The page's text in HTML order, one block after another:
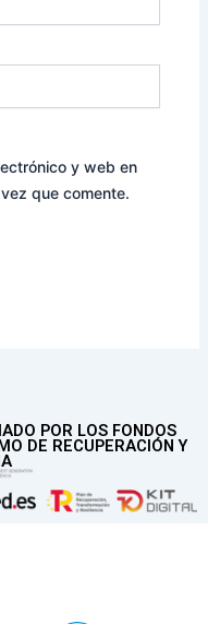
y web en
que comente.
POR LOS FONDOS
DE RECUPERACIÓN Y